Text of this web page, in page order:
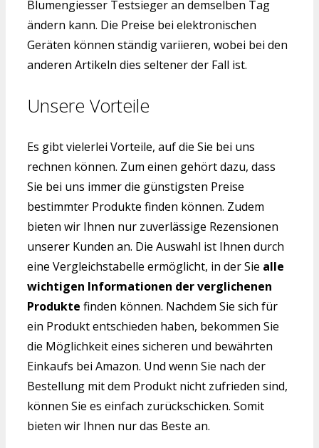
Blumengiesser Testsieger an demselben Tag
ändern kann. Die Preise bei elektronischen
Geräten können ständig variieren, wobei bei den
anderen Artikeln dies seltener der Fall ist.
Unsere Vorteile
Es gibt vielerlei Vorteile, auf die Sie bei uns
rechnen können. Zum einen gehört dazu, dass
Sie bei uns immer die günstigsten Preise
bestimmter Produkte finden können. Zudem
bieten wir Ihnen nur zuverlässige Rezensionen
unserer Kunden an. Die Auswahl ist Ihnen durch
eine Vergleichstabelle ermöglicht, in der Sie alle
wichtigen Informationen der verglichenen
Produkte finden können. Nachdem Sie sich für
ein Produkt entschieden haben, bekommen Sie
die Möglichkeit eines sicheren und bewährten
Einkaufs bei Amazon. Und wenn Sie nach der
Bestellung mit dem Produkt nicht zufrieden sind,
können Sie es einfach zurückschicken. Somit
bieten wir Ihnen nur das Beste an.